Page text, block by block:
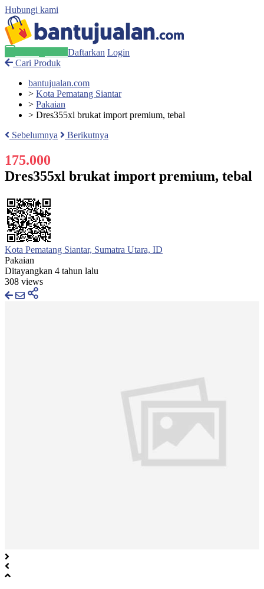
Hubungi kami
Daftarkan Login
Cari Produk
bantujualan.com
> Kota Pematang Siantar
> Pakaian
> Dres355xl brukat import premium, tebal
Sebelumnya
Berikutnya
175.000
Dres355xl brukat import premium, tebal
Kota Pematang Siantar, Sumatra Utara, ID
Pakaian
Ditayangkan 4 tahun lalu
308 views